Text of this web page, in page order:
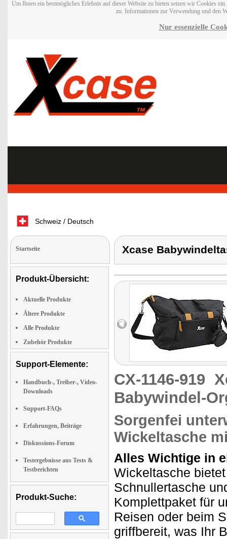
Um Ihnen ein bestmögliches Erlebnis auf dieser Website zu bieten setzen wir Cookies
zu. Informationen zur Verwendung und den
Nur essenzielle
Schweiz / Deutsch
Startseite
Produkt-Übersicht:
Aktuelle Produkte
Ältere Produkte
Alle Produkte
Zubehör Produkte
Support-Elemente:
Handbuch-, Treiber-, Video-
Downloads
Support-FAQs
Erfahrungen, Beiträge
Diskussions-Forum
Testergebnisse aus Tests &
Testberichten
Produkt-Suche:
Xcase
CX-1146-919
Babywindel-
Sorgenfei
Wickeltasche
Alles Wichtige in
Wickeltasche
Schnullertasche
Komplettpaket für
Reisen oder beim
griffbereit, was Ihr